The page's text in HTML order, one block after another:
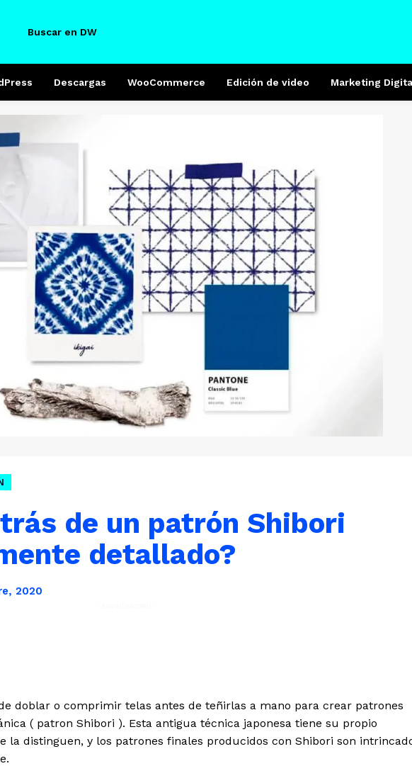
Buscar en DW
Descargas WooCommerce Edición de video Marketing
de un patrón Shibori
detallado?
2020
doblar o comprimir telas antes de teñirlas a mano para crear patrones
( patron Shibori ). Esta antigua técnica japonesa tiene su propio
la distinguen, y los patrones finales producidos con Shibori son